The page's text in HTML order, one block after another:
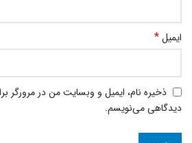
ایمیل*
ذخیره نام، ایمیل و وبسایت من در مرورگر
دیدگاهی می‌نویسم.